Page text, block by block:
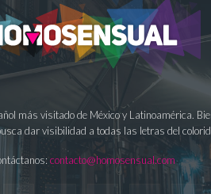
más visitado de México y Latinoamérica.
dar visibilidad a todas las letras del
contacto@homosensual.com